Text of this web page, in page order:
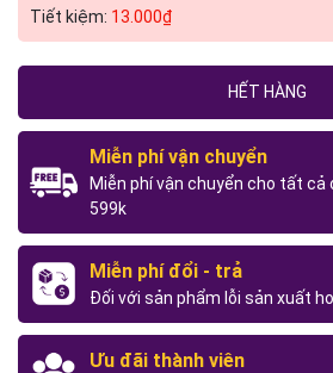
Tiết kiệm: 13.000₫
HẾT HÀNG
Miễn phí vận chuyển
Miễn phí vận chuyển cho tất
599k
Miễn phí đổi - trả
Đối với sản phẩm lỗi sản xuất
Ưu đãi thành viên